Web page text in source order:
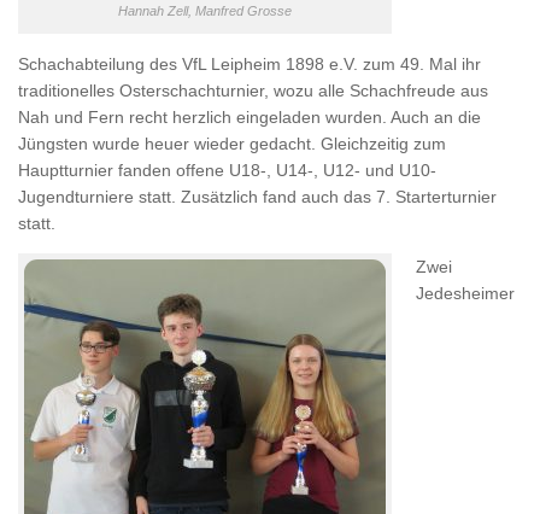
Hannah Zell, Manfred Grosse
Schachabteilung des VfL Leipheim 1898 e.V. zum 49. Mal ihr
traditionelles Osterschachturnier, wozu alle Schachfreude aus
Nah und Fern recht herzlich eingeladen wurden. Auch an die
Jüngsten wurde heuer wieder gedacht. Gleichzeitig zum
Hauptturnier fanden offene U18-, U14-, U12- und U10-
Jugendturniere statt. Zusätzlich fand auch das 7. Starterturnier
statt.
Zwei
Jedesheimer